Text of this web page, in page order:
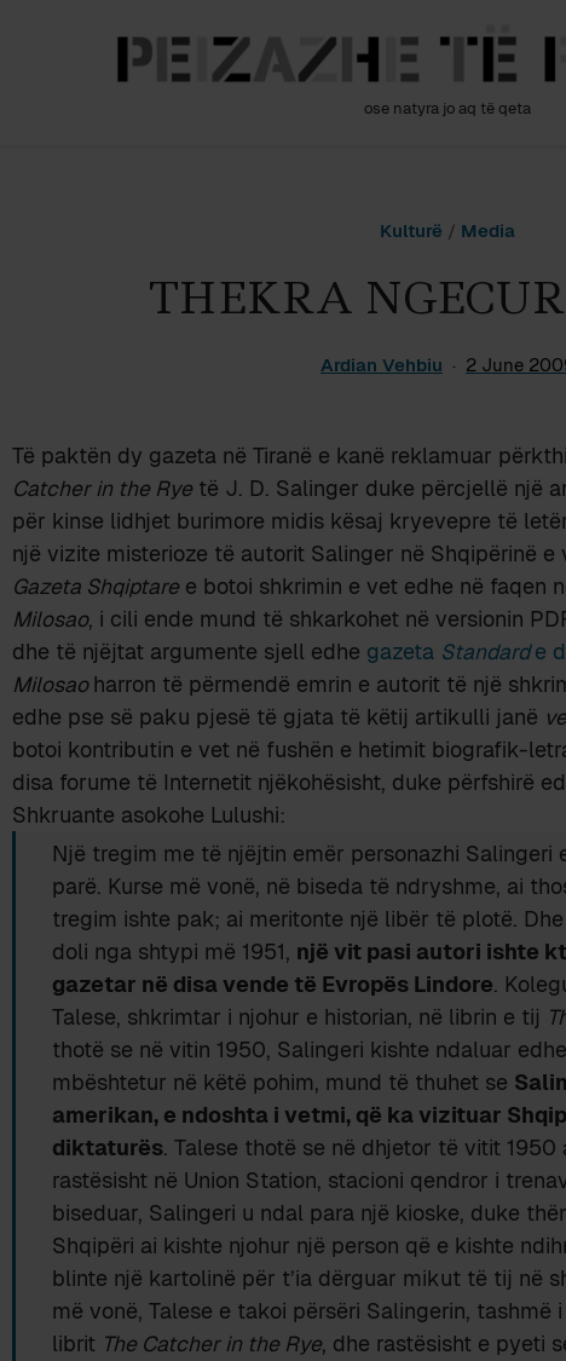
ose natyra jo aq të qeta
Kulturë / Media
THEKRA
Ardian Vehbiu 2 June
Të paktën dy gazeta në Tiranë e kanë reklamuar
Catcher in the Rye të J. D. Salinger duke përcjellë një
për kinse lidhjet burimore midis kësaj kryevepre të
një vizite misterioze të autorit Salinger në Shqipërinë e
Gazeta Shqiptare e botoi shkrimin e vet edhe në faqen
Milosao, i cili ende mund të shkarkohet në versionin
dhe të njëjtat argumente sjell edhe gazeta Standarde
Milosaoharron të përmendë emrin e autorit të një
edhe pse së paku pjesë të gjata të këtij artikulli janë
botoi kontributin e vet në fushën e hetimit biografik-
disa forume të Internetit njëkohësisht, duke përfshirë
Shkruante asokohe Lulushi:
Një tregim me të njëjtin emër personazhi Salingeri
parë. Kurse më vonë, në biseda të ndryshme, ai
tregim ishte pak; ai meritonte një libër të plotë.
doli nga shtypi më 1951, një vit pasi autori ishte
gazetar në disa vende të Evropës Lindore.
Talese, shkrimtar i njohur e historian, në librin e tij
thotë se në vitin 1950, Salingeri kishte ndaluar
mbështetur në këtë pohim, mund të thuhet se
amerikan, e ndoshta i vetmi, që ka vizituar
diktaturës. Talese thotë se në dhjetor të vitit 1950
rastësisht në Union Station, stacioni qendror i
biseduar, Salingeri u ndal para një kioske, duke
Shqipëri ai kishte njohur një person që e kishte
blinte një kartolinë për t’ia dërguar mikut të tij në
më vonë, Talese e takoi përsëri Salingerin,
librit The Catcher in the Rye, dhe rastësisht e pyeti